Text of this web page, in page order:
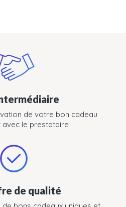
de votre bon cadeau
avec le prestataire
de qualité